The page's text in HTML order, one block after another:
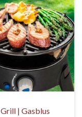
Grill | Gasblus